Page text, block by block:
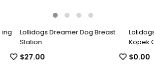
Lollidogs Dreamer Dog Breast
Station
$27.00
Lolidogs
Köpek
$0.00